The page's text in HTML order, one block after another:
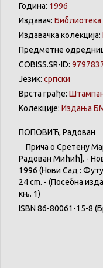
Година: 1996
Издавач: Библиотека
Издавачка колекција:
Предметне
COBISS.SR-ID:
Језик: српски
Врста грађе:
Колекције: Издања
ПОПОВИЋ, Радован
Прича о Сретену
Радован Мићић]. -
1996 (Нови Сад :
24 cm. - (Посебна
књ. 1)
ISBN 86-80061-15-8